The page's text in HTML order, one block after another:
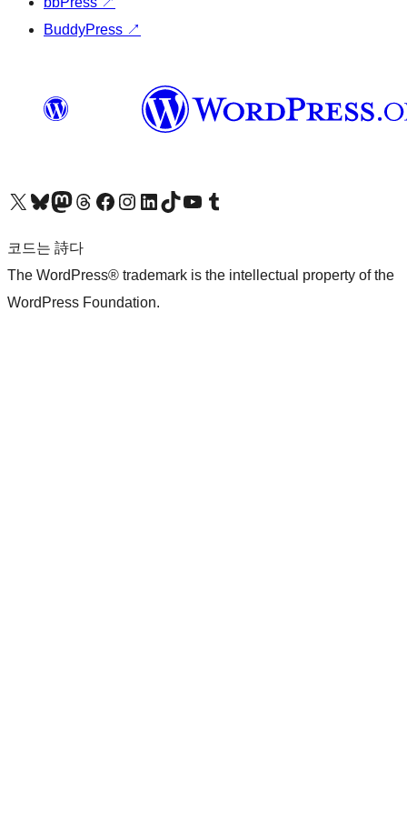
BuddyPress ↗
X(이전 트위터) 계정 방문하기블루스카이 계정 방문하기마스토돈 계정 방문하기스레드 계정 방문하기 페이스북 페이지 방문하기인스타그램 계정 방문하기 LinkedIn 계정 방문하기틱톡 계정 방문하기유튜브 채널 방문하기 텀블러 계정 방문하기
코드는 詩다
The WordPress® trademark is the intellectual property of the
WordPress Foundation.